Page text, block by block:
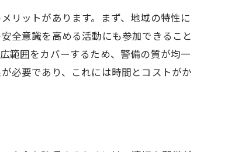
リットがあります。まず、地域の特性に
全意識を高める活動にも参加できること
範囲をカバーするため、警備の質が均一
必要であり、これには時間とコストがか